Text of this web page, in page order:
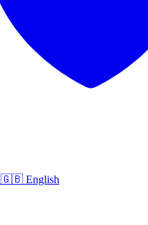
🇬🇧 English